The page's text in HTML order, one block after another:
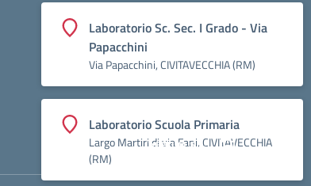
Laboratorio Sc. Sec. I Grado - Via
Papacchini
Via Papacchini, CIVITAVECCHIA (RM)
Laboratorio Scuola Primaria
Largo Martiri di via Fani, CIVITAVECCHIA
(RM)
Seguici su: